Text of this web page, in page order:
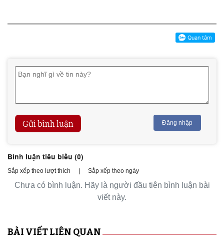
Gửi bình luận Đăng nhập
Bình luận tiêu biểu (0)
Sắp xếp theo lượt thích | Sắp xếp theo ngày
Chưa có bình luận. Hãy là người đầu tiên bình luận bài
viết này.
BÀI VIẾT LIÊN QUAN